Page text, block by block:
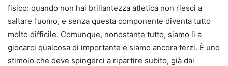
fisico: quando non hai brillantezza atletica non riesci a
saltare l’uomo, e senza questa componente diventa tutto
molto difficile. Comunque, nonostante tutto, siamo lì a
giocarci qualcosa di importante e siamo ancora terzi. È uno
stimolo che deve spingerci a ripartire subito, già dai